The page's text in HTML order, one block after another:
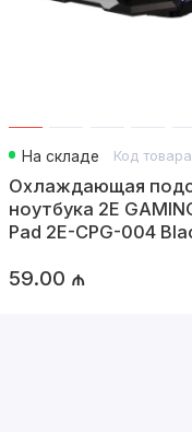
На складе
Охлаждающая
ноутбука 2E
Pad 2E-CPG-004
59.00 ₼